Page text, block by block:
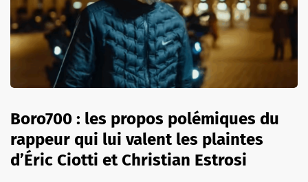
Boro700 : les propos polémiques du
rappeur qui lui valent les plaintes
d’Éric Ciotti et Christian Estrosi